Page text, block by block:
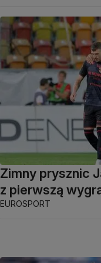
Zimny prysznic
z pierwszą
EUROSPORT